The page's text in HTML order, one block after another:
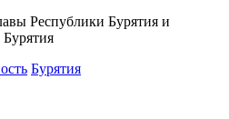
Республики Бурятия и
Бурятия